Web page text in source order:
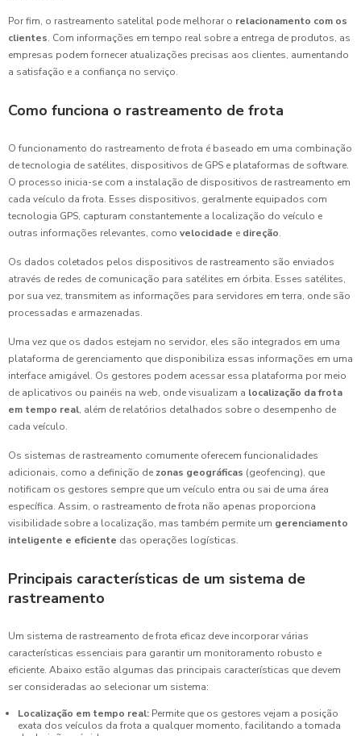
Por fim, o rastreamento satelital pode melhorar o relacionamento com os
clientes. Com informações em tempo real sobre a entrega de produtos, as
empresas podem fornecer atualizações precisas aos clientes, aumentando
a satisfação e a confiança no serviço.
Como funciona o rastreamento de frota
O funcionamento do rastreamento de frota é baseado em uma combinação
de tecnologia de satélites, dispositivos de GPS e plataformas de software.
O processo inicia-se com a instalação de dispositivos de rastreamento em
cada veículo da frota. Esses dispositivos, geralmente equipados com
tecnologia GPS, capturam constantemente a localização do veículo e
outras informações relevantes, como velocidade e direção.
Os dados coletados pelos dispositivos de rastreamento são enviados
através de redes de comunicação para satélites em órbita. Esses satélites,
por sua vez, transmitem as informações para servidores em terra, onde são
processadas e armazenadas.
Uma vez que os dados estejam no servidor, eles são integrados em uma
plataforma de gerenciamento que disponibiliza essas informações em uma
interface amigável. Os gestores podem acessar essa plataforma por meio
de aplicativos ou painéis na web, onde visualizam a localização da frota
em tempo real, além de relatórios detalhados sobre o desempenho de
cada veículo.
Os sistemas de rastreamento comumente oferecem funcionalidades
adicionais, como a definição de zonas geográficas (geofencing), que
notificam os gestores sempre que um veículo entra ou sai de uma área
específica. Assim, o rastreamento de frota não apenas proporciona
visibilidade sobre a localização, mas também permite um gerenciamento
inteligente e eficiente das operações logísticas.
Principais características de um sistema de
rastreamento
Um sistema de rastreamento de frota eficaz deve incorporar várias
características essenciais para garantir um monitoramento robusto e
eficiente. Abaixo estão algumas das principais características que devem
ser consideradas ao selecionar um sistema:
Localização em tempo real: Permite que os gestores vejam a posição
exata dos veículos da frota a qualquer momento, facilitando a tomada